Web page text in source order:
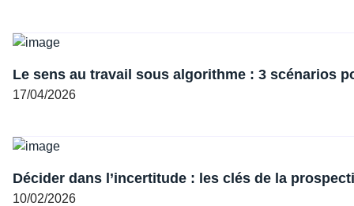
Le sens au travail sous algorithme : 3 scénarios
17/04/2026
Décider dans l’incertitude : les clés de la
10/02/2026